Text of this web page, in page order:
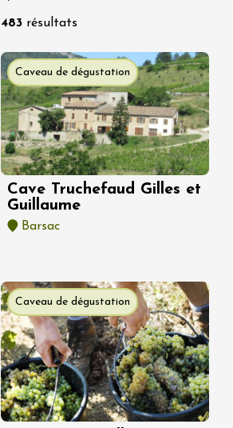
483 résultats
Caveau de dégustation
Cave Truchefaud Gilles et
Guillaume
Barsac
Caveau de dégustation